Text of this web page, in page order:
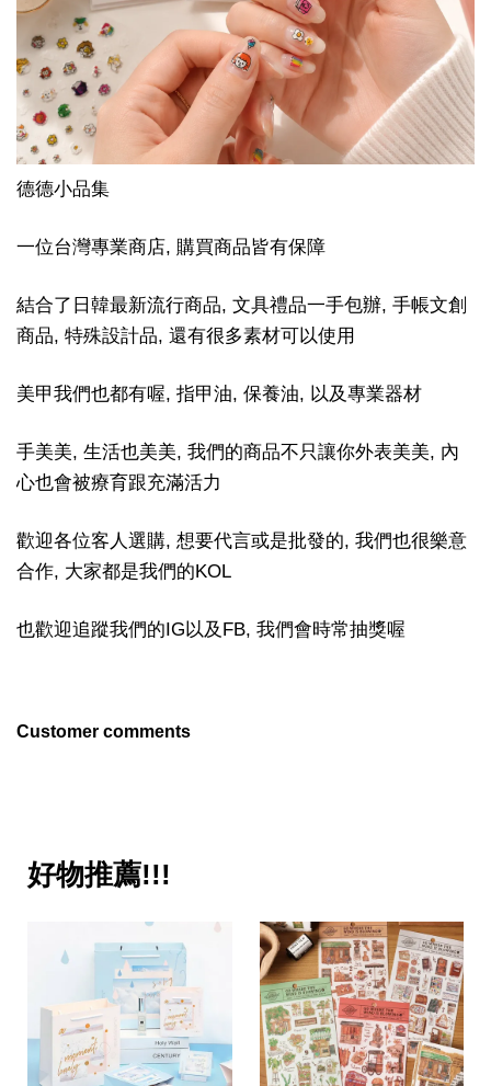
德德小品集
一位台灣專業商店, 購買商品皆有保障
結合了日韓最新流行商品, 文具禮品一手包辦, 手帳文創
商品, 特殊設計品, 還有很多素材可以使用
美甲我們也都有喔, 指甲油, 保養油, 以及專業器材
手美美, 生活也美美, 我們的商品不只讓你外表美美, 內
心也會被療育跟充滿活力
歡迎各位客人選購, 想要代言或是批發的, 我們也很樂意
合作, 大家都是我們的KOL
也歡迎追蹤我們的IG以及FB, 我們會時常抽獎喔
Customer comments
好物推薦!!!